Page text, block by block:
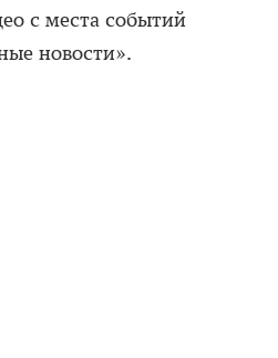
с места событий
новости».